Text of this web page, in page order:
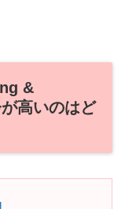
&
高いのはど